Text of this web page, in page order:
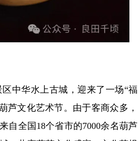
中华水上古城，迎来了一场“福
文化艺术节。由于客商众多，
自全国18个省市的7000余名葫芦